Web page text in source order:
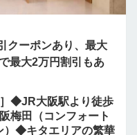
クーポンあり、最大
最大2万円割引もあ
］◆JR大阪駅より徒歩
梅田（コンフォート
）◆キタエリアの繁華